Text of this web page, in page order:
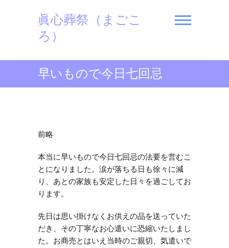
眞心葬祭（まごこ
ろ）
早いもので今日七回忌
前略
本当に早いもので今日七回忌の法要を営むこ
とになりました。涙が落ちる日も徐々に減
り、あとの家族も安定した日々を過ごしてお
ります。
先日は思い掛けなくお供えの品を送っていた
だき、その丁寧なお心遣いに恐縮いたしまし
た。お商売とはいえ当時のご親切、気遣いで